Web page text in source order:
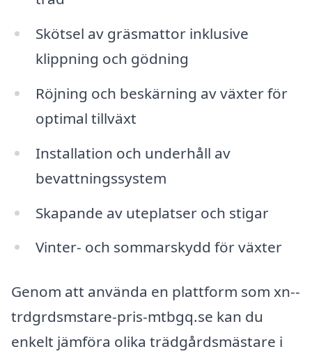
Skötsel av gräsmattor inklusive
klippning och gödning
Röjning och beskärning av växter för
optimal tillväxt
Installation och underhåll av
bevattningssystem
Skapande av uteplatser och stigar
Vinter- och sommarskydd för växter
Genom att använda en plattform som xn--
trdgrdsmstare-pris-mtbgq.se kan du
enkelt jämföra olika trädgårdsmästare i